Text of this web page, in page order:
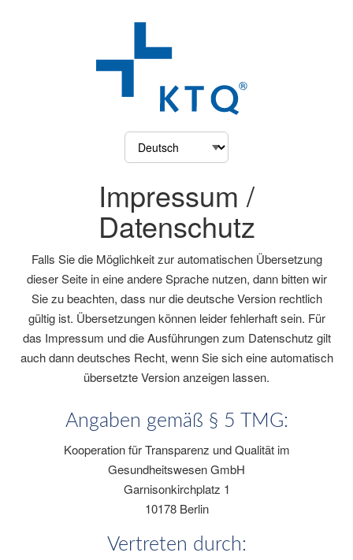
Impressum /
Datenschutz
Falls Sie die Möglichkeit zur automatischen Übersetzung
dieser Seite in eine andere Sprache nutzen, dann bitten wir
Sie zu beachten, dass nur die deutsche Version rechtlich
gültig ist. Übersetzungen können leider fehlerhaft sein. Für
das Impressum und die Ausführungen zum Datenschutz gilt
auch dann deutsches Recht, wenn Sie sich eine automatisch
übersetzte Version anzeigen lassen.
Angaben gemäß § 5 TMG:
Kooperation für Transparenz und Qualität im
Gesundheitswesen GmbH
Garnisonkirchplatz 1
10178 Berlin
Vertreten durch: